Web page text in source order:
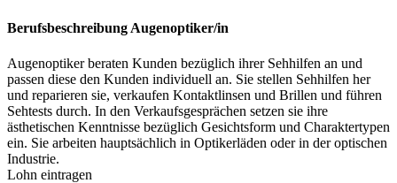
Berufsbeschreibung Augenoptiker/in
Augenoptiker beraten Kunden bezüglich ihrer Sehhilfen an und
passen diese den Kunden individuell an. Sie stellen Sehhilfen her
und reparieren sie, verkaufen Kontaktlinsen und Brillen und führen
Sehtests durch. In den Verkaufsgesprächen setzen sie ihre
ästhetischen Kenntnisse bezüglich Gesichtsform und Charaktertypen
ein. Sie arbeiten hauptsächlich in Optikerläden oder in der optischen
Industrie.
Lohn eintragen